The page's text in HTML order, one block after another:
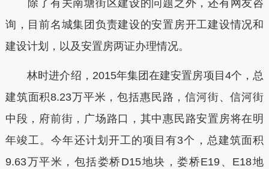
除了有关南塘街区建设的问题之外，还有网友咨
询，目前名城集团负责建设的安置房开工建设情况和
建设计划，以及安置房两证办理情况。
林时进介绍，2015年集团在建安置房项目4个，总
建筑面积8.23万平米，包括惠民路，信河街、信河街
中段，府前街，广场路口，其中惠民路安置房将在明
年竣工。今年还计划开工的项目有3个，总建筑面积
9.63万平米，包括娄桥D15地块，娄桥E19、E18地